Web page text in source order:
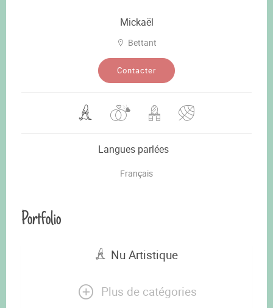
Mickaël
Bettant
Contacter
Langues parlées
Français
Portfolio
Nu Artistique
Plus de catégories